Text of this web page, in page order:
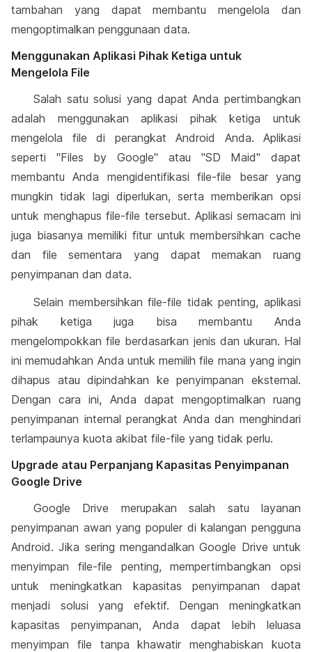
tambahan yang dapat membantu mengelola dan
mengoptimalkan penggunaan data.
Menggunakan Aplikasi Pihak Ketiga untuk
Mengelola File
Salah satu solusi yang dapat Anda pertimbangkan
adalah menggunakan aplikasi pihak ketiga untuk
mengelola file di perangkat Android Anda. Aplikasi
seperti "Files by Google" atau "SD Maid" dapat
membantu Anda mengidentifikasi file-file besar yang
mungkin tidak lagi diperlukan, serta memberikan opsi
untuk menghapus file-file tersebut. Aplikasi semacam ini
juga biasanya memiliki fitur untuk membersihkan cache
dan file sementara yang dapat memakan ruang
penyimpanan dan data.
Selain membersihkan file-file tidak penting, aplikasi
pihak ketiga juga bisa membantu Anda
mengelompokkan file berdasarkan jenis dan ukuran. Hal
ini memudahkan Anda untuk memilih file mana yang ingin
dihapus atau dipindahkan ke penyimpanan eksternal.
Dengan cara ini, Anda dapat mengoptimalkan ruang
penyimpanan internal perangkat Anda dan menghindari
terlampaunya kuota akibat file-file yang tidak perlu.
Upgrade atau Perpanjang Kapasitas Penyimpanan
Google Drive
Google Drive merupakan salah satu layanan
penyimpanan awan yang populer di kalangan pengguna
Android. Jika sering mengandalkan Google Drive untuk
menyimpan file-file penting, mempertimbangkan opsi
untuk meningkatkan kapasitas penyimpanan dapat
menjadi solusi yang efektif. Dengan meningkatkan
kapasitas penyimpanan, Anda dapat lebih leluasa
menyimpan file tanpa khawatir menghabiskan kuota